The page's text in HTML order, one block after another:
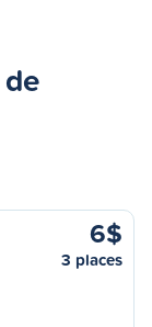
6$
3 places